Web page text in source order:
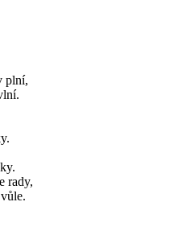
plní,
rady,